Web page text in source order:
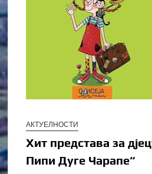
АКТУЕЛНОСТИ
Хит представа за
Пипи Дуге Чарапе“